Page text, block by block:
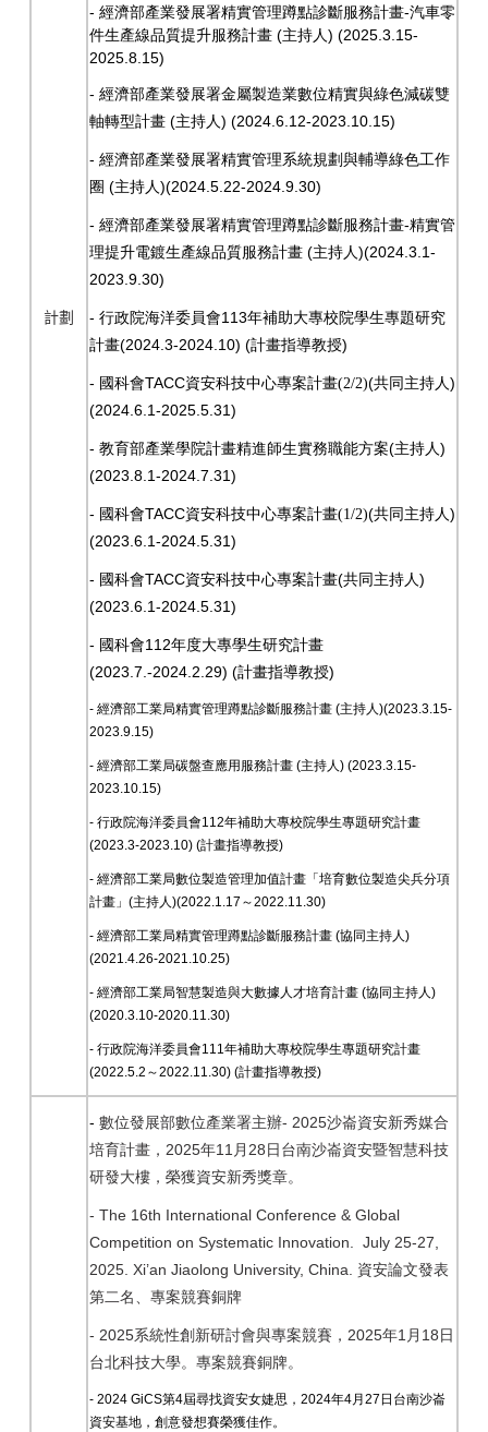
計劃
- 經濟部產業發展署精實管理蹲點診斷服務計畫-汽車零
件生產線品質提升服務計畫 (主持人) (2025.3.15-
2025.8.15)
- 經濟部產業發展署金屬製造業數位精實與綠色減碳雙
軸轉型計畫 (主持人) (2024.6.12-2023.10.15)
- 經濟部產業發展署精實管理系統規劃與輔導綠色工作
圈 (主持人)(2024.5.22-2024.9.30)
- 經濟部產業發展署精實管理蹲點診斷服務計畫-精實管
理提升電鍍生產線品質服務計畫 (主持人)(2024.3.1-
2023.9.30)
- 行政院海洋委員會113年補助大專校院學生專題研究
計畫(2024.3-2024.10) (計畫指導教授)
- 國科會TACC資安科技中心專案計畫(2/2)(共同主持人)
(2024.6.1-2025.5.31)
- 教育部產業學院計畫精進師生實務職能方案(主持人)
(2023.8.1-2024.7.31)
- 國科會TACC資安科技中心專案計畫(1/2)(共同主持人)
(2023.6.1-2024.5.31)
- 國科會TACC資安科技中心專案計畫(共同主持人)
(2023.6.1-2024.5.31)
- 國科會112年度大專學生研究計畫
(2023.7.-2024.2.29) (計畫指導教授)
- 經濟部工業局精實管理蹲點診斷服務計畫 (主持人)(2023.3.15-
2023.9.15)
- 經濟部工業局碳盤查應用服務計畫 (主持人) (2023.3.15-
2023.10.15)
- 行政院海洋委員會112年補助大專校院學生專題研究計畫
(2023.3-2023.10) (計畫指導教授)
- 經濟部工業局數位製造管理加值計畫「培育數位製造尖兵分項
計畫」(主持人)(2022.1.17～2022.11.30)
- 經濟部工業局精實管理蹲點診斷服務計畫 (協同主持人)
(2021.4.26-2021.10.25)
- 經濟部工業局智慧製造與大數據人才培育計畫 (協同主持人)
(2020.3.10-2020.11.30)
- 行政院海洋委員會111年補助大專校院學生專題研究計畫
(2022.5.2～2022.11.30) (計畫指導教授)
- 數位發展部數位產業署主辦- 2025沙崙資安新秀媒合
培育計畫， 2025年11 月 28 日台南沙崙資安暨智慧科技
研發大樓，榮獲資安新秀獎章。
- The 16th International Conference & Global
Competition on Systematic Innovation. July 25-27,
2025. Xi’an Jiaolong University, China. 資安論文發表
第二名、專案競賽銅牌
- 2025系統性創新研討會與專案競賽， 2025年1 月 18 日
台北科技大學。專案競賽銅牌。
- 2024 GiCS第4屆尋找資安女婕思， 2024年4月 27 日台南沙崙
資安基地，創意發想賽榮獲佳作。